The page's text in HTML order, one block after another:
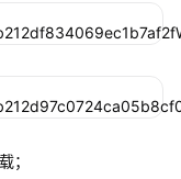
；